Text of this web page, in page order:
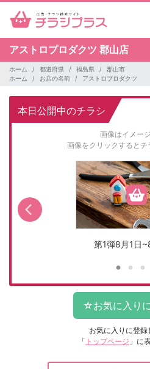
アストロプロダクツ 郡山店
ホーム 都道府県 福島県
郡山市
ホーム
お店の名前 アストロプロダクツ
本日公開中のチラシ
画像はイメージ
画像をクリックするとチ
第1弾8月1日
お気に入りに登録
「 トップページ 」に